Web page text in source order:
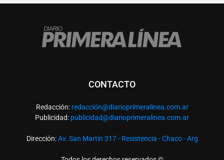
CONTACTO
Redacción: redacción@diarioprimeralinea.com.ar
Publicidad: publicidad@diarioprimeralinea.com.ar
Dirección:Av. San Martín 317 - Resistencia - Chaco - Arg